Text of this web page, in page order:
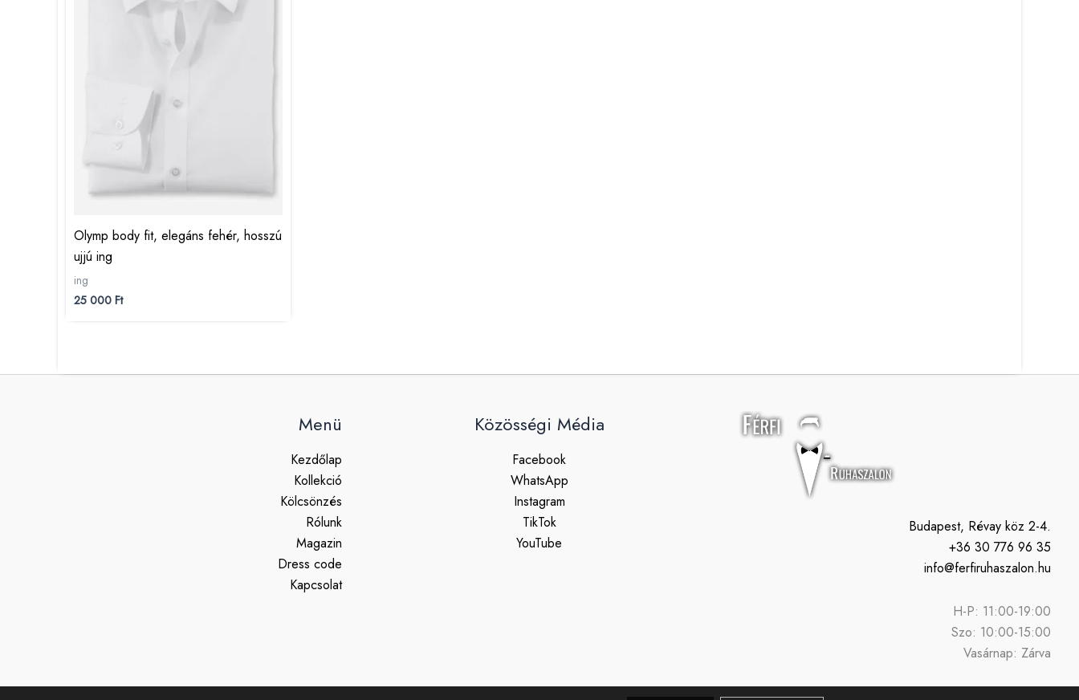
Olymp body fit, elegáns fehér, hosszú
ujjú ing
ing
25 000 Ft
Menü
Kezdőlap
Kollekció
Kölcsönzés
Rólunk
Magazin
Dress code
Kapcsolat
Közösségi Média
Facebook
WhatsApp
Instagram
TikTok
YouTube
Budapest, Révay köz 2-4.
+36 30 776 96 35
info@ferfiruhaszalon.hu
H-P: 11:00-19:00
Szo: 10:00-15:00
Vasárnap: Zárva